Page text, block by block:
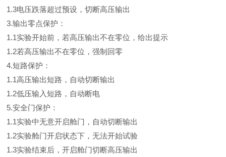
1.3电压跌落超过预设，切断高压输出
3.输出零点保护：
1.1实验开始前，若高压输出不在零位，给出提示
1.2若高压输出不在零位，强制回零
4.短路保护：
1.1高压输出短路，自动切断输出
1.2低压输入短路，自动断电
5.安全门保护：
1.1实验中无意开启舱门，自动切断输出
1.2实验舱门开启状态下，无法开始试验
1.3实验结束后，开启舱门切断高压输出